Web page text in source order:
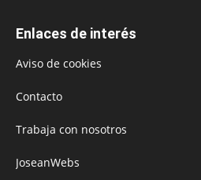
Enlaces de interés
Aviso de cookies
Contacto
Trabaja con nosotros
JoseanWebs